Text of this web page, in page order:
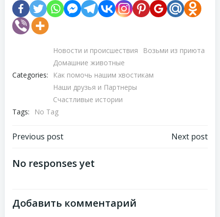
Categories:
Новости и происшествия
Возьми из приюта
Домашние животные
Как помочь нашим хвостикам
Наши друзья и Партнеры
Счастливые истории
Tags:
No Tag
Навигация
по
Previous post
Навигация
Next post
No responses yet
Добавить комментарий